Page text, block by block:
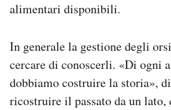
alimentari disponibili.
In generale la gestione degli
cercare di conoscerli. «Di ogni
dobbiamo costruire la storia»,
ricostruire il passato da un lato,